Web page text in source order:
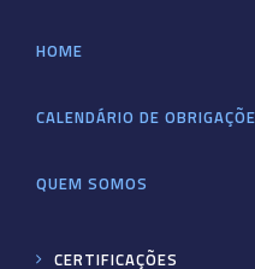
HOME
CALENDÁRIO DE
QUEM SOMOS
CERTIFICAÇÕES